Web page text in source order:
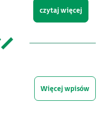
czytaj więcej
Więcej wpisów